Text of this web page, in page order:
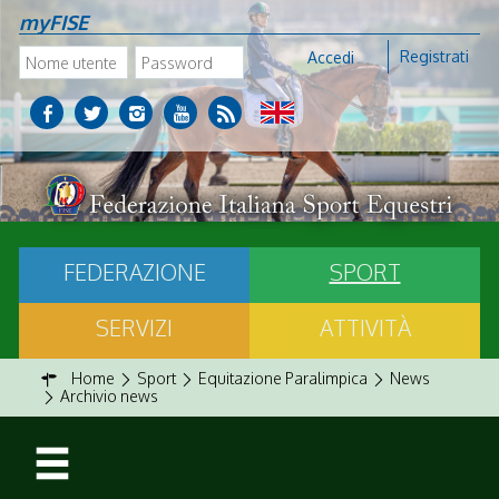
myFISE
Accedi Registrati
FEDERAZIONE
SPORT
SERVIZI
ATTIVITÀ
Home Sport Equitazione Paralimpica
News
Archivio news